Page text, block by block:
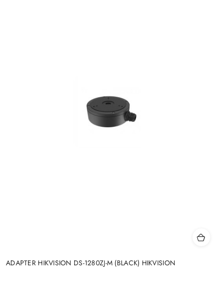
ADAPTER HIKVISION DS-1280ZJ-M (BLACK) HIKVISION